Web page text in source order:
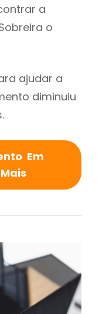
a
o
ajudar a
diminuiu
Em